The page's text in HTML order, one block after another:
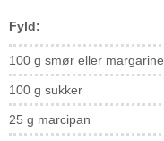
Fyld:
100 g smør eller margarine
100 g sukker
25 g marcipan